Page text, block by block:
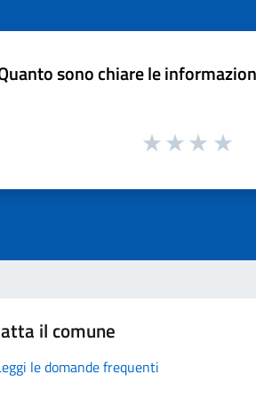
sono chiare le
il comune
le domande frequenti